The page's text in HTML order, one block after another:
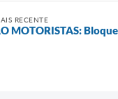
RECENTE
MOTORISTAS: